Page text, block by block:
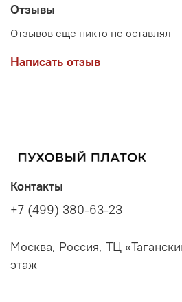
Отзывы
Отзывов еще никто не оставлял
Написать отзыв
Контакты
+7 (499) 380-63-23
Москва, Россия, ТЦ
этаж